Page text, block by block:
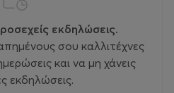
εκδηλώσεις.
σου καλλιτέχνες
και να μη χάνεις
εκδηλώσεις.